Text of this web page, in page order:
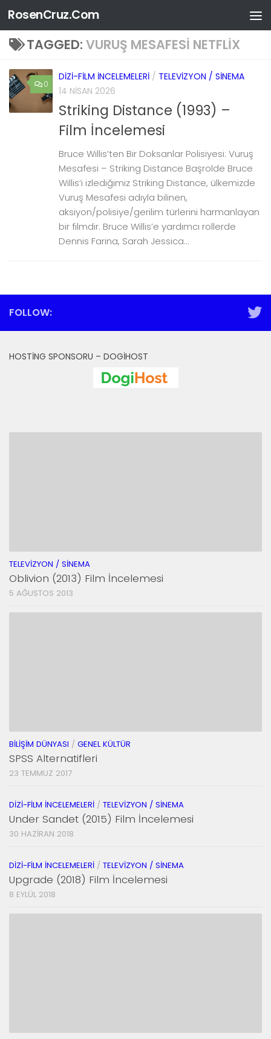
Skip to content
RosenCruz.Com
TAGGED: VURUŞ MESAFESI NETFLIX
0
DIZI-FILM İNCELEMELERI / TELEVIZYON / SINEMA
14 NISAN 2026
Striking Distance (1993) –
Film İncelemesi
Bruce Willis’ten Bir Doksanlar Polisiyesi: Vuruş
Mesafesi – Striking Distance Başrolde Bruce
Willis‘i izlediğimiz Striking Distance, ülkemizde
Vuruş Mesafesi adıyla bilinen,
aksiyon/polisiye/gerilim türlerini harmanlayan
bir filmdir. Bruce Willis’e yardımcı rollerde
Dennis Farina, Sarah Jessica...
FOLLOW:
HOSTING SPONSORU – DOGIHOST
TELEVIZYON / SINEMA
Oblivion (2013) Film İncelemesi
5 AĞUSTOS 2013
BILIŞIM DÜNYASI / GENEL KÜLTÜR
SPSS Alternatifleri
23 TEMMUZ 2017
DIZI-FILM İNCELEMELERI / TELEVIZYON / SINEMA
Under Sandet (2015) Film İncelemesi
30 HAZIRAN 2018
DIZI-FILM İNCELEMELERI / TELEVIZYON / SINEMA
Upgrade (2018) Film İncelemesi
8 EYLÜL 2018